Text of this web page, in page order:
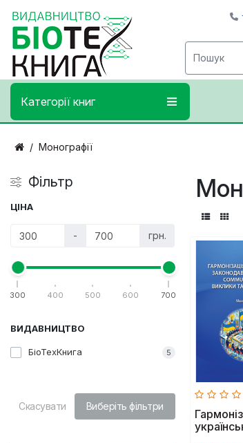
Категорії книг
Монографії
Фільтр
ЦІНА
- грн.
300 400 500 600 700
ВИДАВНИЦТВО
БіоТехКнига 5
Скасувати Виберіть фільтри